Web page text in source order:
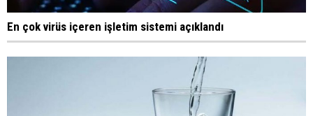
En çok virüs içeren işletim sistemi açıklandı